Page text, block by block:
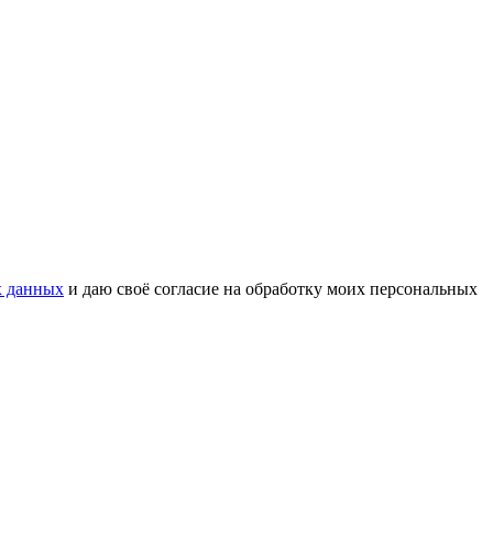
данных и даю своё согласие на обработку моих персональных